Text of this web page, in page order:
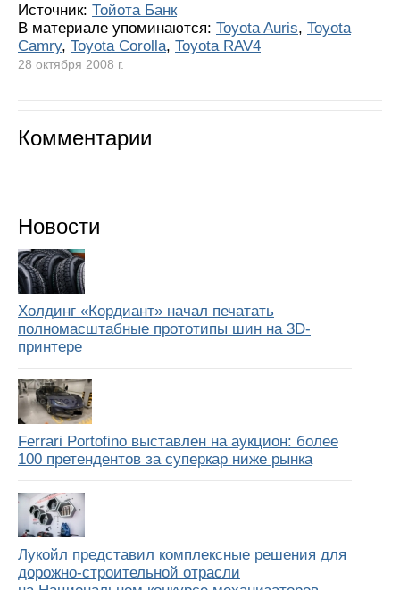
Источник: Тойота Банк
В материале упоминаются: Toyota Auris, Toyota
Camry, Toyota Corolla, Toyota RAV4
28 октября 2008 г.
Комментарии
Новости
Холдинг «Кордиант» начал печатать
полномасштабные прототипы шин на 3D-
принтере
Ferrari Portofino выставлен на аукцион: более
100 претендентов за суперкар ниже рынка
Лукойл представил комплексные решения для
дорожно-строительной отрасли